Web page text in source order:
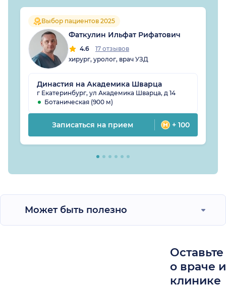
Выбор пациентов 2025
Фаткулин Ильфат Рифатович
4.6
17 отзывов
хирург, уролог, врач УЗД
Династия на Академика Шварца
г Екатеринбург, ул Академика Шварца, д 14
Ботаническая (900 м)
Записаться на прием + 100
Может быть полезно
о враче
клинике